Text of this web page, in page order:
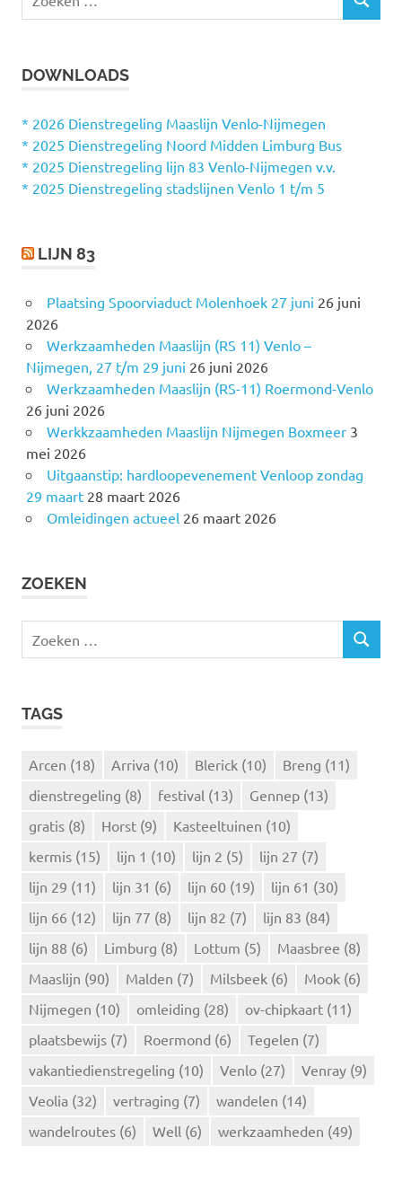
e
n
a
a
r
Z
DOWNLOADS
* 2026 Dienstregeling Maaslijn Venlo-Nijmegen
* 2025 Dienstregeling Noord Midden Limburg Bus
* 2025 Dienstregeling lijn 83 Venlo-Nijmegen v.v.
* 2025 Dienstregeling stadslijnen Venlo 1 t/m 5
LIJN 83
Plaatsing Spoorviaduct Molenhoek 27 juni 26 juni
2026
Werkzaamheden Maaslijn (RS 11) Venlo –
Nijmegen, 27 t/m 29 juni 26 juni 2026
Werkzaamheden Maaslijn (RS-11) Roermond-Venlo
26 juni 2026
Werkkzaamheden Maaslijn Nijmegen Boxmeer 3
mei 2026
Uitgaanstip: hardloopevenement Venloop zondag
29 maart 28 maart 2026
Omleidingen actueel 26 maart 2026
ZOEKEN
e
Z
TAGS
Arcen (18) Arriva (10) Blerick (10) Breng (11)
dienstregeling (8) festival (13) Gennep (13)
gratis (8) Horst (9) Kasteeltuinen (10)
kermis (15) lijn 1 (10) lijn 2 (5) lijn 27 (7)
lijn 29 (11) lijn 31 (6) lijn 60 (19) lijn 61 (30)
lijn 66 (12) lijn 77 (8) lijn 82 (7) lijn 83 (84)
lijn 88 (6) Limburg (8) Lottum (5) Maasbree (8)
Maaslijn (90) Malden (7) Milsbeek (6) Mook (6)
Nijmegen (10) omleiding (28) ov-chipkaart (11)
plaatsbewijs (7) Roermond (6) Tegelen (7)
vakantiedienstregeling (10) Venlo (27) Venray (9)
Veolia (32) vertraging (7) wandelen (14)
wandelroutes (6) Well (6) werkzaamheden (49)